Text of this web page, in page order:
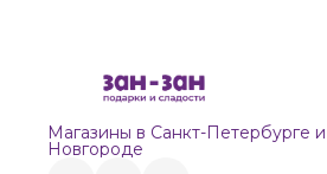
Магазины в Санкт-Петербурге
Новгороде